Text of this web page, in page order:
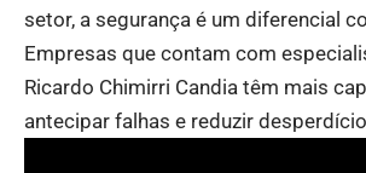
setor, a segurança é um diferencial
Empresas que contam com
Ricardo Chimirri Candia têm mais
antecipar falhas e reduzir